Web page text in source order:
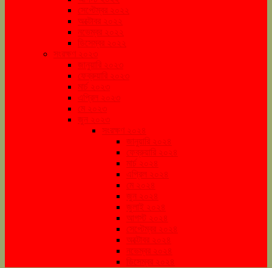
সেপ্টেম্বর ২০২২
অক্টোবর ২০২২
নভেম্বর ২০২২
ডিসেম্বর ২০২২
সংরক্ষণ ২০২৩
জানুয়ারি ২০২৩
ফেব্রুয়ারি ২০২৩
মার্চ ২০২৩
এপ্রিল ২০২৩
মে ২০২৩
জুন ২০২৩
সংরক্ষণ ২০২৪
জানুয়ারি ২০২৪
ফেব্রুয়ারি ২০২৪
মার্চ ২০২৪
এপ্রিল ২০২৪
মে ২০২৪
জুন ২০২৪
জুলাই ২০২৪
আগস্ট ২০২৪
সেপ্টেম্বর ২০২৪
অক্টোবর ২০২৪
নভেম্বর ২০২৪
ডিসেম্বর ২০২৪